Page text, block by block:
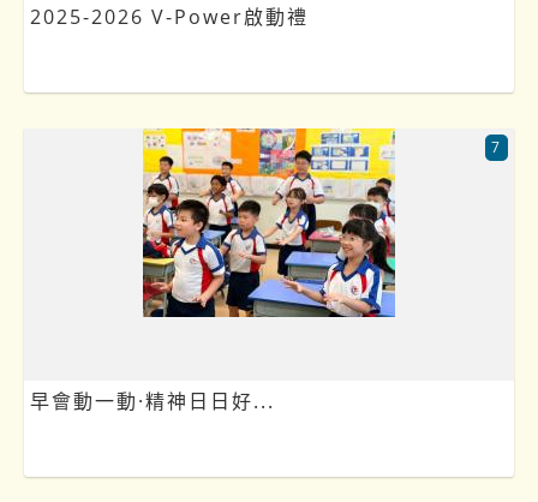
2025-2026 V-Power啟動禮
早會動一動·精神日日好...
7